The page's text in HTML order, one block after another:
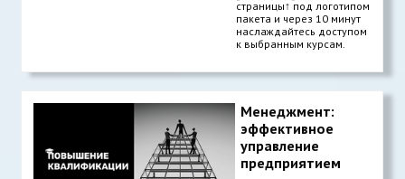
страницы↑ под логотипом
пакета и через 10 минут
наслаждайтесь доступом
к выбранным курсам.
Менеджмент:
эффективное
управление
предприятием